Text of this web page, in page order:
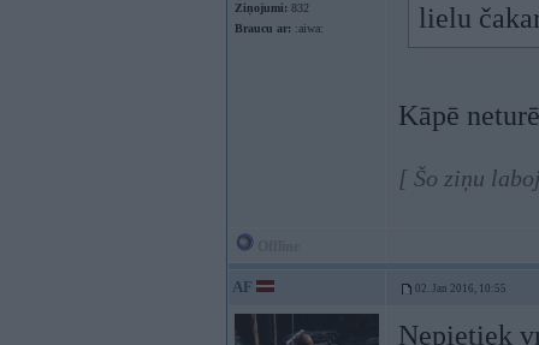
Ziņojumi: 832
Braucu ar: :aiwa:
lielu
Kāpē
[ Šo ziņu
AF 02. Jan 2016, 10:55
Nepietiek